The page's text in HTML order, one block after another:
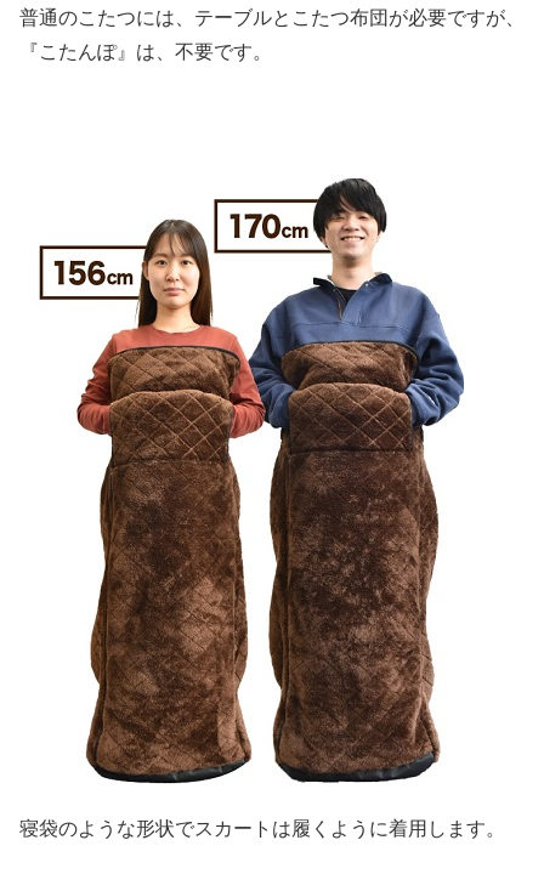
普通のこたつには、テーブルとこたつ布団が必要ですが、
『こたんぽ』は、不要です。
寝袋のような形状でスカートは履くように着用します。